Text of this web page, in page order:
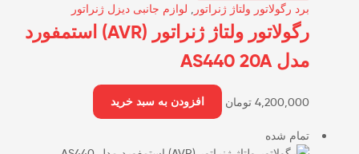
برد رگولاتور ولتاژ ژنراتور لوازم جانبی دیزل ژنراتور
رگولاتور ولتاژ ژنراتور (AVR) استمفورد
مدل AS440 20A
4,200,000 تومان افزودن به سبد خرید
تمام شده